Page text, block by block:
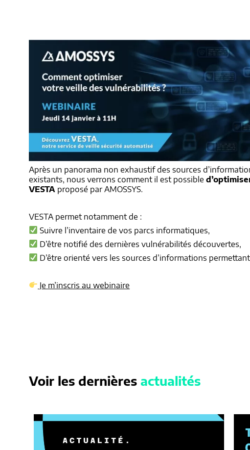
Après un panorama non exhaustif des sources
existants, nous verrons comment il est possible
VESTA proposé par AMOSSYS.
VESTA permet notamment de :
Suivre l’inventaire de vos parcs informatiques,
D’être notifié des dernières vulnérabilités découvertes,
D’être orienté vers les sources d’informations
Je m’inscris au webinaire
Voir les dernières actualités